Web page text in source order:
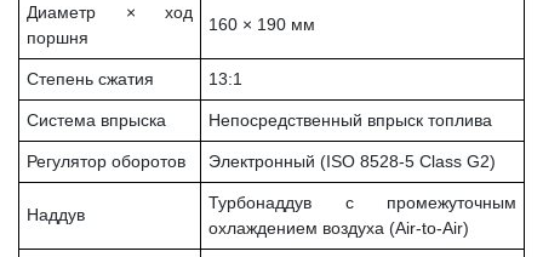
Диаметр × ход
поршня
160 × 190 мм
Степень сжатия 13:1
Система впрыска Непосредственный впрыск топлива
Регулятор оборотов Электронный (ISO 8528-5 Class G2)
Наддув
Турбонаддув с промежуточным
охлаждением воздуха (Air-to-Air)